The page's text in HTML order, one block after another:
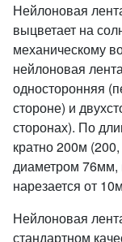
Нейлоновая
выцветает на
механическому
нейлоновая
односторонняя
стороне) и
сторонах). По
кратно 200м
диаметром 76мм,
нарезается от
Нейлоновая
стандартном